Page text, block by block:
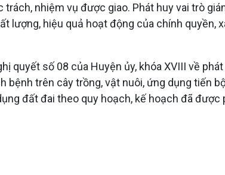
nhiệm vụ được giao. Phát huy vai trò
hiệu quả hoạt động của chính quyền,
quyết số 08 của Huyện ủy, khóa XVIII về
trên cây trồng, vật nuôi, ứng dụng tiến
đất đai theo quy hoạch, kế hoạch đã